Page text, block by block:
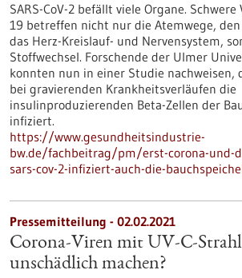
SARS-CoV-2 befällt viele Organe. Schwere
19 betreffen nicht nur die Atemwege,
das Herz-Kreislauf- und Nervensystem,
Stoffwechsel. Forschende der Ulmer
konnten nun in einer Studie nachweisen,
bei gravierenden Krankheitsverläufen die
insulinproduzierenden Beta-Zellen der
infiziert.
https://www.gesundheitsindustrie-
bw.de/fachbeitrag/pm/erst-corona-und-
sars-cov-2-infiziert-auch-die-
Pressemitteilung - 02.02.2021
Corona-Viren mit UV-C-
unschädlich machen?